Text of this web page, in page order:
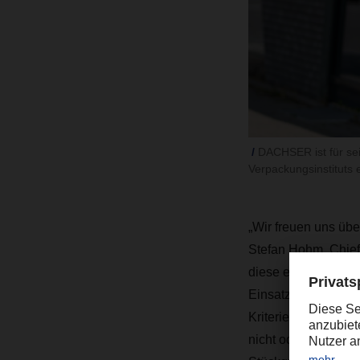
„Wir freuen uns
Stefan Hohm,
diese einen klaren
Einsatz kommen
Kriterien treffen
nicht oder nur